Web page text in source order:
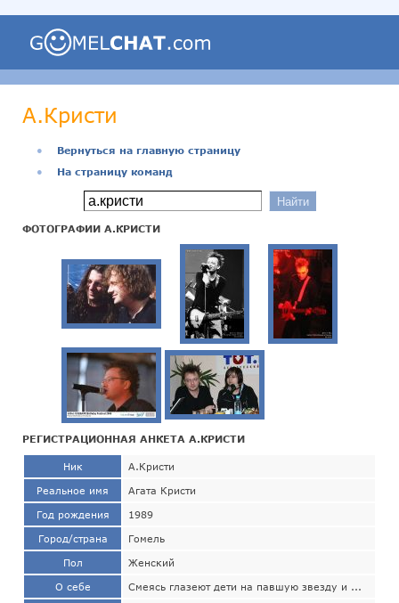
А.Кристи
●
Вернуться на главную страницу
●
На страницу команд
ФОТОГРАФИИ А.КРИСТИ
РЕГИСТРАЦИОННАЯ АНКЕТА А.КРИСТИ
Ник А.Кристи
Реальное имя Агата Кристи
Год рождения 1989
Город/страна Гомель
Пол Женский
О себе Смеясь глазеют дети на павшую звезду и ...